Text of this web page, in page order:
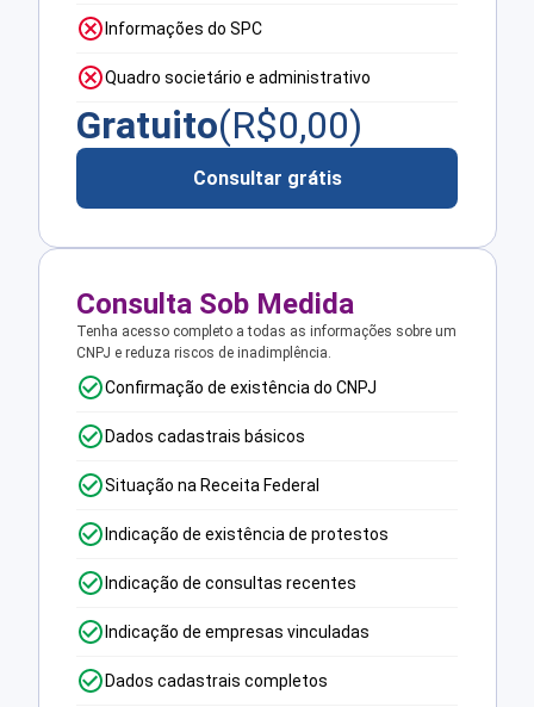
Informações do SPC
Quadro societário e administrativo
Gratuito(R$0,00)
Consultar grátis
Consulta Sob Medida
Tenha acesso completo a todas as informações sobre um
CNPJ e reduza riscos de inadimplência.
Confirmação de existência do CNPJ
Dados cadastrais básicos
Situação na Receita Federal
Indicação de existência de protestos
Indicação de consultas recentes
Indicação de empresas vinculadas
Dados cadastrais completos